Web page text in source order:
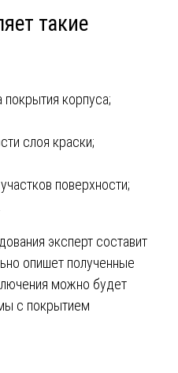
такие
корпуса;
слоя краски;
поверхности;
эксперт составит
опишет полученные
можно будет
с покрытием